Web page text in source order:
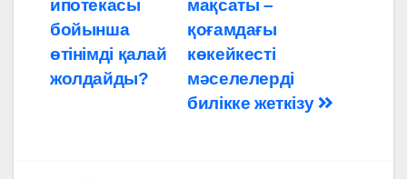
записям
мақсаты –
қоғамдағы
көкейкесті
мәселелерді
билікке жеткізу
ипотекасы
бойынша
өтінімді қалай
жолдайды?